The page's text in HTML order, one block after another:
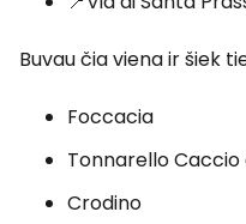
Buvau čia viena ir šiek
Foccacia
Tonnarello Caccio
Crodino